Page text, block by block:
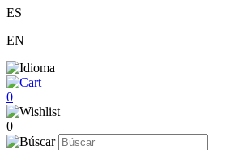
ES
EN
0
0